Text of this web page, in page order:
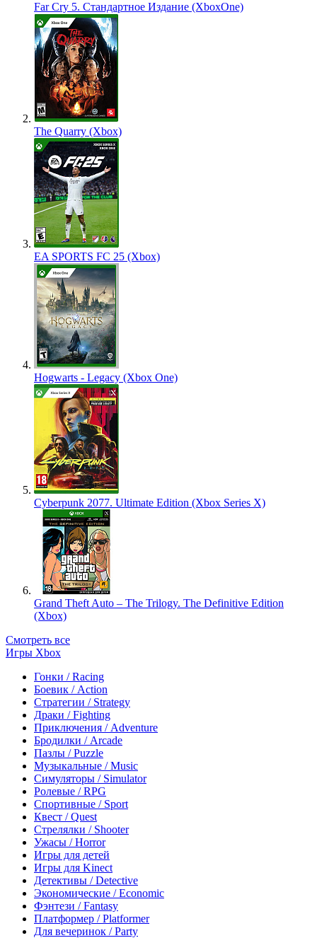
Far Cry 5. Стандартное Издание (XboxOne)
The Quarry (Xbox)
EA SPORTS FC 25 (Xbox)
Hogwarts - Legacy (Xbox One)
Cyberpunk 2077. Ultimate Edition (Xbox Series X)
Grand Theft Auto – The Trilogy. The Definitive Edition
(Xbox)
Смотреть все
Игры Xbox
Гонки / Racing
Боевик / Action
Стратегии / Strategy
Драки / Fighting
Приключения / Adventure
Бродилки / Arcade
Пазлы / Puzzle
Музыкальные / Music
Симуляторы / Simulator
Ролевые / RPG
Спортивные / Sport
Квест / Quest
Стрелялки / Shooter
Ужасы / Horror
Игры для детей
Игры для Kinect
Детективы / Detective
Экономические / Economic
Фэнтези / Fantasy
Платформер / Platformer
Для вечеринок / Party